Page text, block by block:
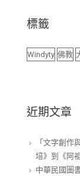
標籤
Windyty 佛教
近期文章
「文字創作
培》到《阿
中華民國圖